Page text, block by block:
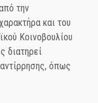
την
και του
Κοινοβουλίου
διατηρεί
όπως